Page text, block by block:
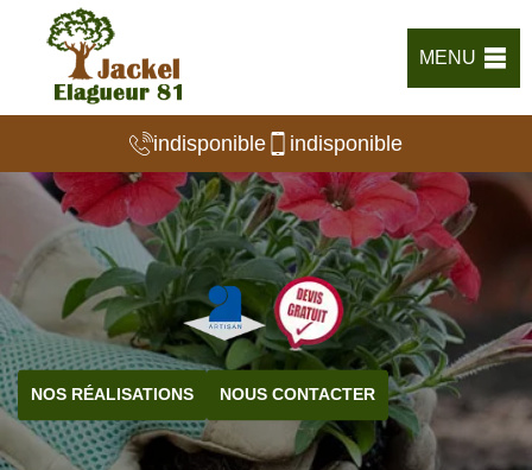
MENU
indisponible indisponible
NOS RÉALISATIONS NOUS CONTACTER